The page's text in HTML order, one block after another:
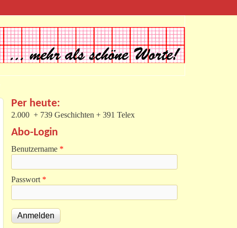
Per heute:
2.000 + 739 Geschichten + 391 Telex
Abo-Login
Benutzername *
Passwort *